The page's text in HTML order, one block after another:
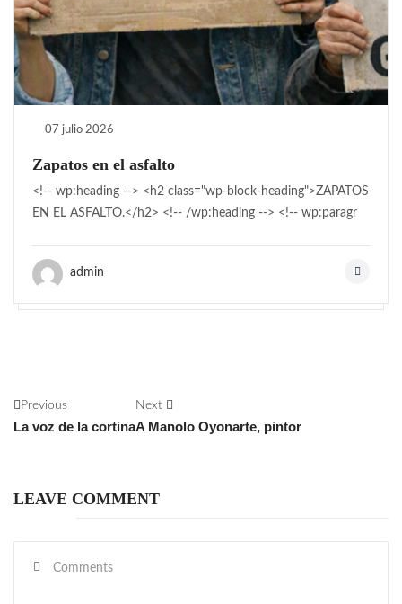
07 julio 2026
Zapatos en el asfalto
<!-- wp:heading --> <h2 class="wp-block-heading">ZAPATOS
EN EL ASFALTO.</h2> <!-- /wp:heading --> <!-- wp:paragr
admin
Previous
La voz de la cortina
Next
A Manolo Oyonarte, pintor
LEAVE COMMENT